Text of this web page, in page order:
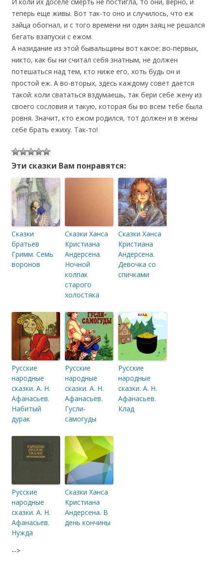
теперь еще живы. Вот так-то оно и случилось, что еж
зайца обогнал, и с того времени ни один заяц не решался
бегать взапуски с ежом.
А назидание из этой бывальщины вот какое: во-первых,
никто, как бы ни считал себя знатным, не должен
потешаться над тем, кто ниже его, хоть будь он и
простой еж. А во-вторых, здесь каждому совет дается
такой: коли свататься вздумаешь, так бери себе жену из
своего сословия и такую, которая бы во всем тебе была
ровня. Значит, кто ежом родился, тот должен и в жены
себе брать ежиху. Так-то!
Эти сказки Вам понравятся:
Сказки
братьев
Гримм. Семь
воронов
Сказки Ханса
Кристиана
Андерсена.
Ночной
колпак
старого
холостяка
Сказки Ханса
Кристиана
Андерсена.
Девочка со
спичками
Русские
народные
сказки. А. Н.
Афанасьев.
Набитый
дурак
Русские
народные
сказки. А. Н.
Афанасьев.
Гусли-
самогуды
Русские
народные
сказки. А. Н.
Афанасьев.
Клад
Русские
народные
сказки. А. Н.
Афанасьев.
Нужда
Сказки Ханса
Кристиана
Андерсена. В
день кончины
-->